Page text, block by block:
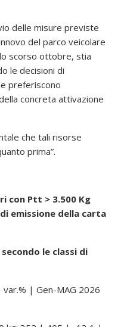
delle misure previste
del parco veicolare
scorso ottobre, stia
le decisioni di
preferiscono
concreta attivazione
che tali risorse
prima”.
con Ptt > 3.500 Kg
emissione della carta
le classi di
| Gen-MAG 2026